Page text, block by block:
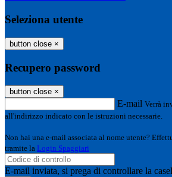
Seleziona utente
button close ×
Recupero password
button close ×
E-mail Verrà
all'indirizzo indicato con le istruzioni necessarie.
Non hai una e-mail associata al nome utente?
tramite la Login Spaggiari
E-mail inviata, si prega di controllare la